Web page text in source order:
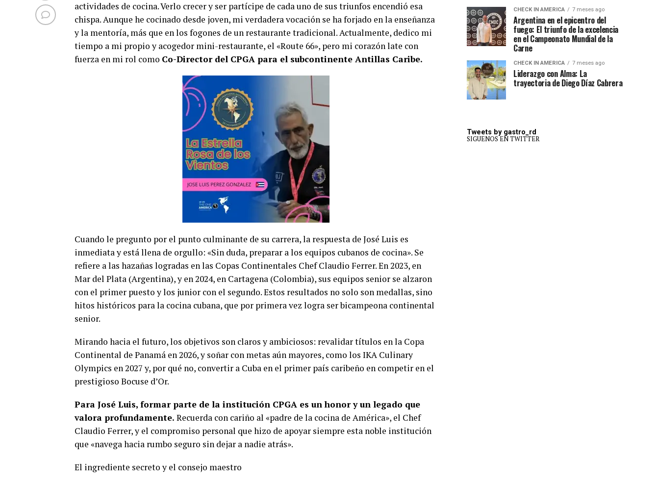
actividades de cocina. Verlo crecer y ser partícipe de cada uno de sus triunfos encendió esa
chispa. Aunque he cocinado desde joven, mi verdadera vocación se ha forjado en la enseñanza
y la mentoría, más que en los fogones de un restaurante tradicional. Actualmente, dedico mi
tiempo a mi propio y acogedor mini-restaurante, el «Route 66», pero mi corazón late con
fuerza en mi rol como Co-Director del CPGA para el subcontinente Antillas Caribe.
Cuando le pregunto por el punto culminante de su carrera, la respuesta de José Luis es
inmediata y está llena de orgullo: «Sin duda, preparar a los equipos cubanos de cocina». Se
refiere a las hazañas logradas en las Copas Continentales Chef Claudio Ferrer. En 2023, en
Mar del Plata (Argentina), y en 2024, en Cartagena (Colombia), sus equipos senior se alzaron
con el primer puesto y los junior con el segundo. Estos resultados no solo son medallas, sino
hitos históricos para la cocina cubana, que por primera vez logra ser bicampeona continental
senior.
Mirando hacia el futuro, los objetivos son claros y ambiciosos: revalidar títulos en la Copa
Continental de Panamá en 2026, y soñar con metas aún mayores, como los IKA Culinary
Olympics en 2027 y, por qué no, convertir a Cuba en el primer país caribeño en competir en el
prestigioso Bocuse d’Or.
Para José Luis, formar parte de la institución CPGA es un honor y un legado que
valora profundamente. Recuerda con cariño al «padre de la cocina de América», el Chef
Claudio Ferrer, y el compromiso personal que hizo de apoyar siempre esta noble institución
que «navega hacia rumbo seguro sin dejar a nadie atrás».
El ingrediente secreto y el consejo maestro
CHECK IN AMERICA 7 meses ago
Argentina en el epicentro del
fuego: El triunfo de la excelencia
en el Campeonato Mundial de la
Carne
CHECK IN AMERICA 7 meses ago
Liderazgo con Alma: La
trayectoria de Diego Díaz Cabrera
Tweets by gastro_rd
SIGUENOS EN TWITTER